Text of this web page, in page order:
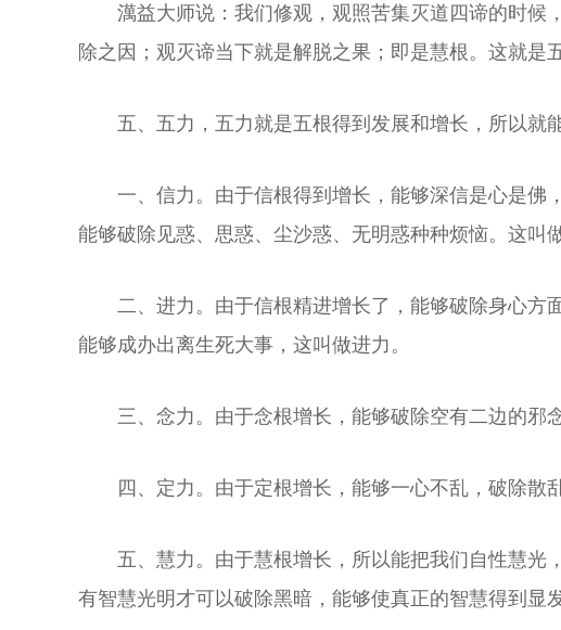
澫益大师说：我们修观，观照苦集灭道四谛的时候
除之因；观灭谛当下就是解脱之果；即是慧根。这就是
五、五力，五力就是五根得到发展和增长，所以就
一、信力。由于信根得到增长，能够深信是心是
能够破除见惑、思惑、尘沙惑、无明惑种种烦恼。这叫
二、进力。由于信根精进增长了，能够破除身心方
能够成办出离生死大事，这叫做进力。
三、念力。由于念根增长，能够破除空有二边的邪
四、定力。由于定根增长，能够一心不乱，破除散
五、慧力。由于慧根增长，所以能把我们自性慧光
有智慧光明才可以破除黑暗，能够使真正的智慧得到显